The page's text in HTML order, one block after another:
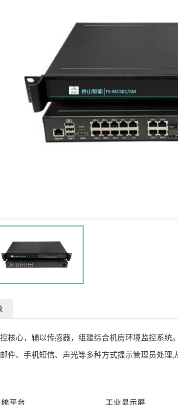
核心，辅以传感器，组建综合机房环境监控系
件、手机短信、声光等多种方式提示管理员处理